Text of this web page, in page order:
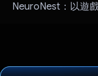
NeuroNest：以遊